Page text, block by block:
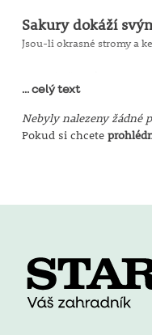
Sakury dokáží
Jsou-li okrasné stromy a
Upozornění pro jarní
prodloužena do konce
Upozornění pro
stanovit. Nejčastěji
... celý text
Nebyly nalezeny žádné
Pokud si chcete